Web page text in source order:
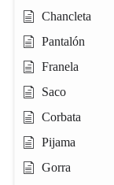
Chancleta
Pantalón
Franela
Saco
Corbata
Pijama
Gorra